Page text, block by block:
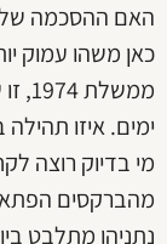
האם ההסכמה של
ימים. איזו
מי בדיוק רוצה
מהברקסים
נתניהו מתלבט